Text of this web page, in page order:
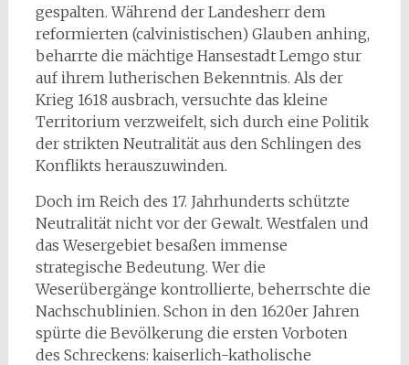
gespalten. Während der Landesherr dem
reformierten (calvinistischen) Glauben anhing,
beharrte die mächtige Hansestadt Lemgo stur
auf ihrem lutherischen Bekenntnis. Als der
Krieg 1618 ausbrach, versuchte das kleine
Territorium verzweifelt, sich durch eine Politik
der strikten Neutralität aus den Schlingen des
Konflikts herauszuwinden.
Doch im Reich des 17. Jahrhunderts schützte
Neutralität nicht vor der Gewalt. Westfalen und
das Wesergebiet besaßen immense
strategische Bedeutung. Wer die
Weserübergänge kontrollierte, beherrschte die
Nachschublinien. Schon in den 1620er Jahren
spürte die Bevölkerung die ersten Vorboten
des Schreckens: kaiserlich-katholische